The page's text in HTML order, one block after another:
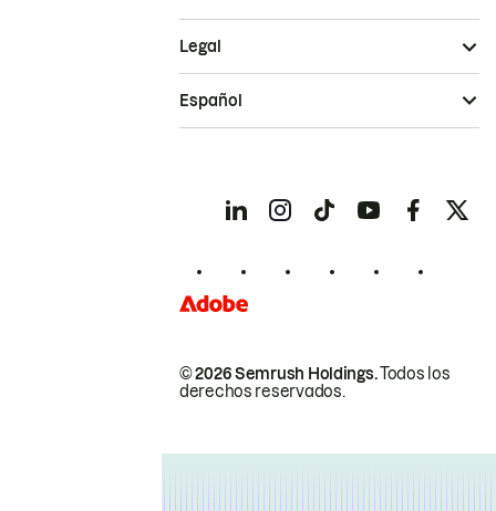
© 2026 Semrush Holdings.Todos los
derechos reservados.
Legal
Español